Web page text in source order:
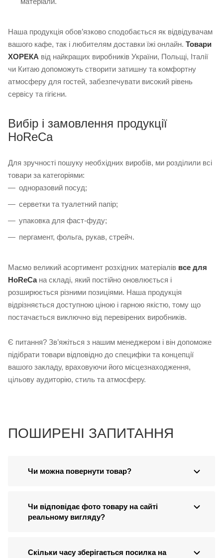
Наша продукція обов’язково сподобається як відвідувачам
вашого кафе, так і любителям доставки їжі онлайн. Товари
ХОРЕКА від найкращих виробників України, Польщі, Італії
чи Китаю допоможуть створити затишну та комфортну
атмосферу для гостей, забезпечувати високий рівень
сервісу та гігієни.
Вибір і замовлення продукції
HoReCa
Для зручності пошуку необхідних виробів, ми розділили всі
товари за категоріями:
одноразовий посуд;
серветки та туалетний папір;
упаковка для фаст-фуду;
пергамент, фольга, рукав, стрейч.
Маємо великий асортимент розхідних матеріалів все для
HoReCaна складі, який постійно оновлюється і
розширюється різними позиціями. Наша продукція
відрізняється доступною ціною і гарною якістю, тому що
постачається виключно від перевірених виробників.
Є питання? Зв’яжіться з нашим менеджером і він допоможе
підібрати товари відповідно до специфіки та концепції
вашого закладу, враховуючи його місцезнаходження,
цільову аудиторію, стиль та атмосферу.
ПОШИРЕНІ ЗАПИТАННЯ
Чи можна повернути товар?
Чи відповідає фото товару на сайті
реальному вигляду?
Скільки часу зберігається посилка на